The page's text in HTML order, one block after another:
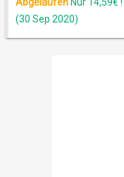
(30 Sep 2020)